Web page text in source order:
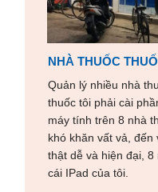
NHÀ THUỐC
Quản lý nhiều nhà
thuốc tôi phải cài
máy tính trên 8 nhà
khó khăn vất vả,
thật dễ và hiện đại,
cái IPad của tôi.